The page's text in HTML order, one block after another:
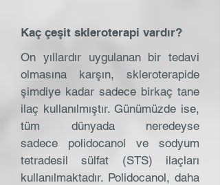
On yıllardır uygulanan bir tedavi
olmasına karşın, skleroterapide
şimdiye kadar sadece birkaç tane
ilaç kullanılmıştır. Günümüzde ise,
tüm dünyada neredeyse
sadece polidocanol ve sodyum
tetradesil sülfat (STS) ilaçları
kullanılmaktadır. Polidocanol, daha
Kaç çeşit skleroterapi vardır?